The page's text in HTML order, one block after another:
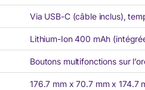
Via USB-C (câble inclus),
Lithium-Ion 400 mAh
Boutons multifonctions sur
176.7 mm x 70.7 mm x 174.7